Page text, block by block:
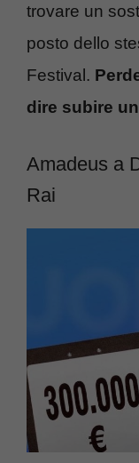
trovare un
posto dello
Festival.
dire subire
Amadeus a
Rai